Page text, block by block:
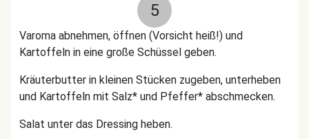
5
Varoma abnehmen, öffnen (Vorsicht heiß!) und
Kartoffeln in eine große Schüssel geben.
Kräuterbutter in kleinen Stücken zugeben, unterheben
und Kartoffeln mit Salz* und Pfeffer* abschmecken.
Salat unter das Dressing heben.